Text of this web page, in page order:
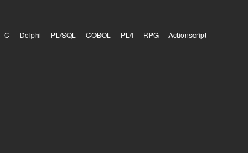
C Delphi PL/SQL COBOL PL/I RPG
Actionscript